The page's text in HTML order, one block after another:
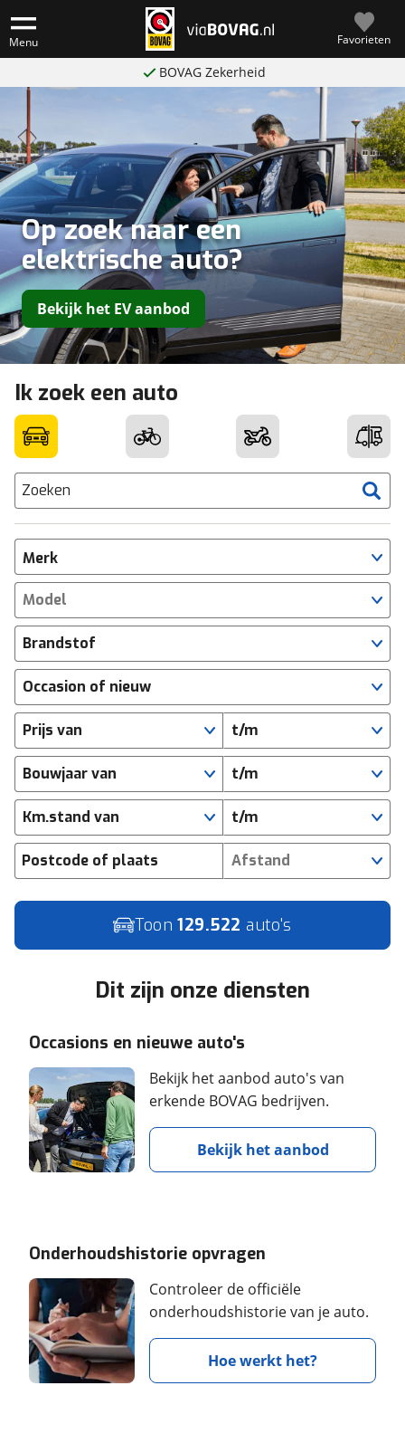
Menu Favorieten
BOVAG Zekerheid
Op zoek naar een
elektrische auto?
Bekijk het EV aanbod
Ik zoek een auto
Zoeken
Merk
Model
Brandstof
Occasion of nieuw
Prijs van t/m
Bouwjaar van t/m
Km.stand van t/m
Postcode of plaats Afstand
Toon129.522 auto's
Dit zijn onze diensten
Occasions en nieuwe auto's
Bekijk het aanbod auto's van
erkende BOVAG bedrijven.
Bekijk het aanbod
Onderhoudshistorie opvragen
Controleer de officiële
onderhoudshistorie van je auto.
Hoe werkt het?